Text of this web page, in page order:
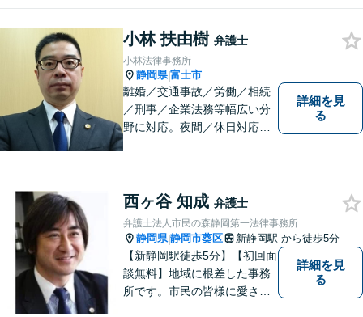
小林 扶由樹 弁護士
小林法律事務所
静岡県|富士市
離婚／交通事故／労働／相続
／刑事／企業法務等幅広い分
野に対応。夜間／休日対応
詳細を見
る
西ヶ谷 知成 弁護士
弁護士法人市民の森静岡第一法律事務所
静岡県|静岡市葵区 新静岡駅 から徒歩5分
【新静岡駅徒歩5分】【初回面
談無料】地域に根差した事務
所です。市民の皆様に愛され
詳細を見
る